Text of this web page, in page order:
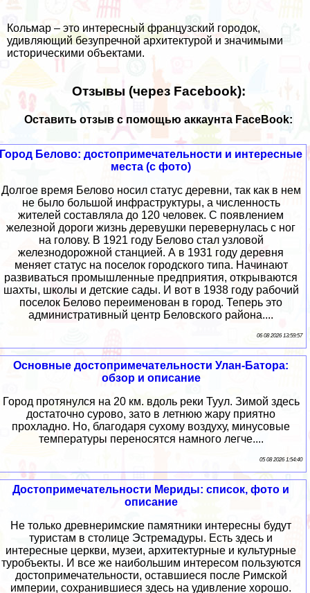
Кольмар – это интересный французский городок,
удивляющий безупречной архитектурой и значимыми
историческими объектами.
Отзывы (через Facebook):
Оставить отзыв с помощью аккаунта FaceBook:
Город Белово: достопримечательности и интересные
места (с фото)
Долгое время Белово носил статус деревни, так как в нем
не было большой инфраструктуры, а численность
жителей составляла до 120 человек. С появлением
железной дороги жизнь деревушки перевернулась с ног
на голову. В 1921 году Белово стал узловой
железнодорожной станцией. А в 1931 году деревня
меняет статус на поселок городского типа. Начинают
развиваться промышленные предприятия, открываются
шахты, школы и детские сады. И вот в 1938 году рабочий
поселок Белово переименован в город. Теперь это
административный центр Беловского района....
06 08 2026 13:59:57
Основные достопримечательности Улан-Батора:
обзор и описание
Город протянулся на 20 км. вдоль реки Туул. Зимой здесь
достаточно сурово, зато в летнюю жару приятно
прохладно. Но, благодаря сухому воздуху, минусовые
температуры переносятся намного легче....
05 08 2026 1:54:40
Достопримечательности Мериды: список, фото и
описание
Не только древнеримские памятники интересны будут
туристам в столице Эстремадуры. Есть здесь и
интересные церкви, музеи, архитектурные и культурные
туробъекты. И все же наибольшим интересом пользуются
достопримечательности, оставшиеся после Римской
империи, сохранившиеся здесь на удивление хорошо.